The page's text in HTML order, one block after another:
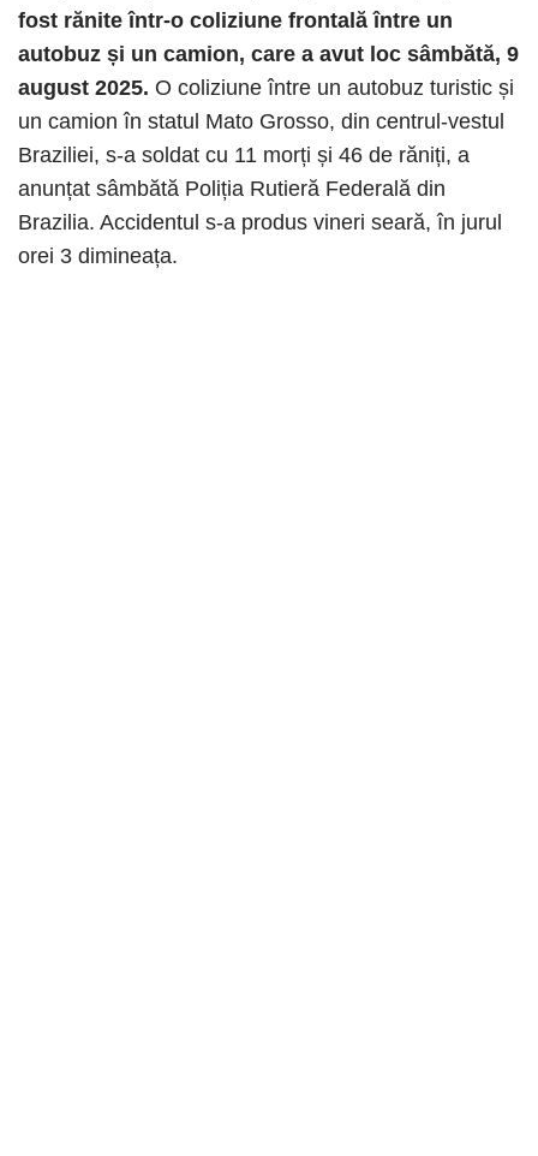
fost rănite într-o coliziune frontală între un
autobuz și un camion, care a avut loc sâmbătă, 9
august 2025. O coliziune între un autobuz turistic și
un camion în statul Mato Grosso, din centrul-vestul
Braziliei, s-a soldat cu 11 morți și 46 de răniți, a
anunțat sâmbătă Poliția Rutieră Federală din
Brazilia. Accidentul s-a produs vineri seară, în jurul
orei 3 dimineața.